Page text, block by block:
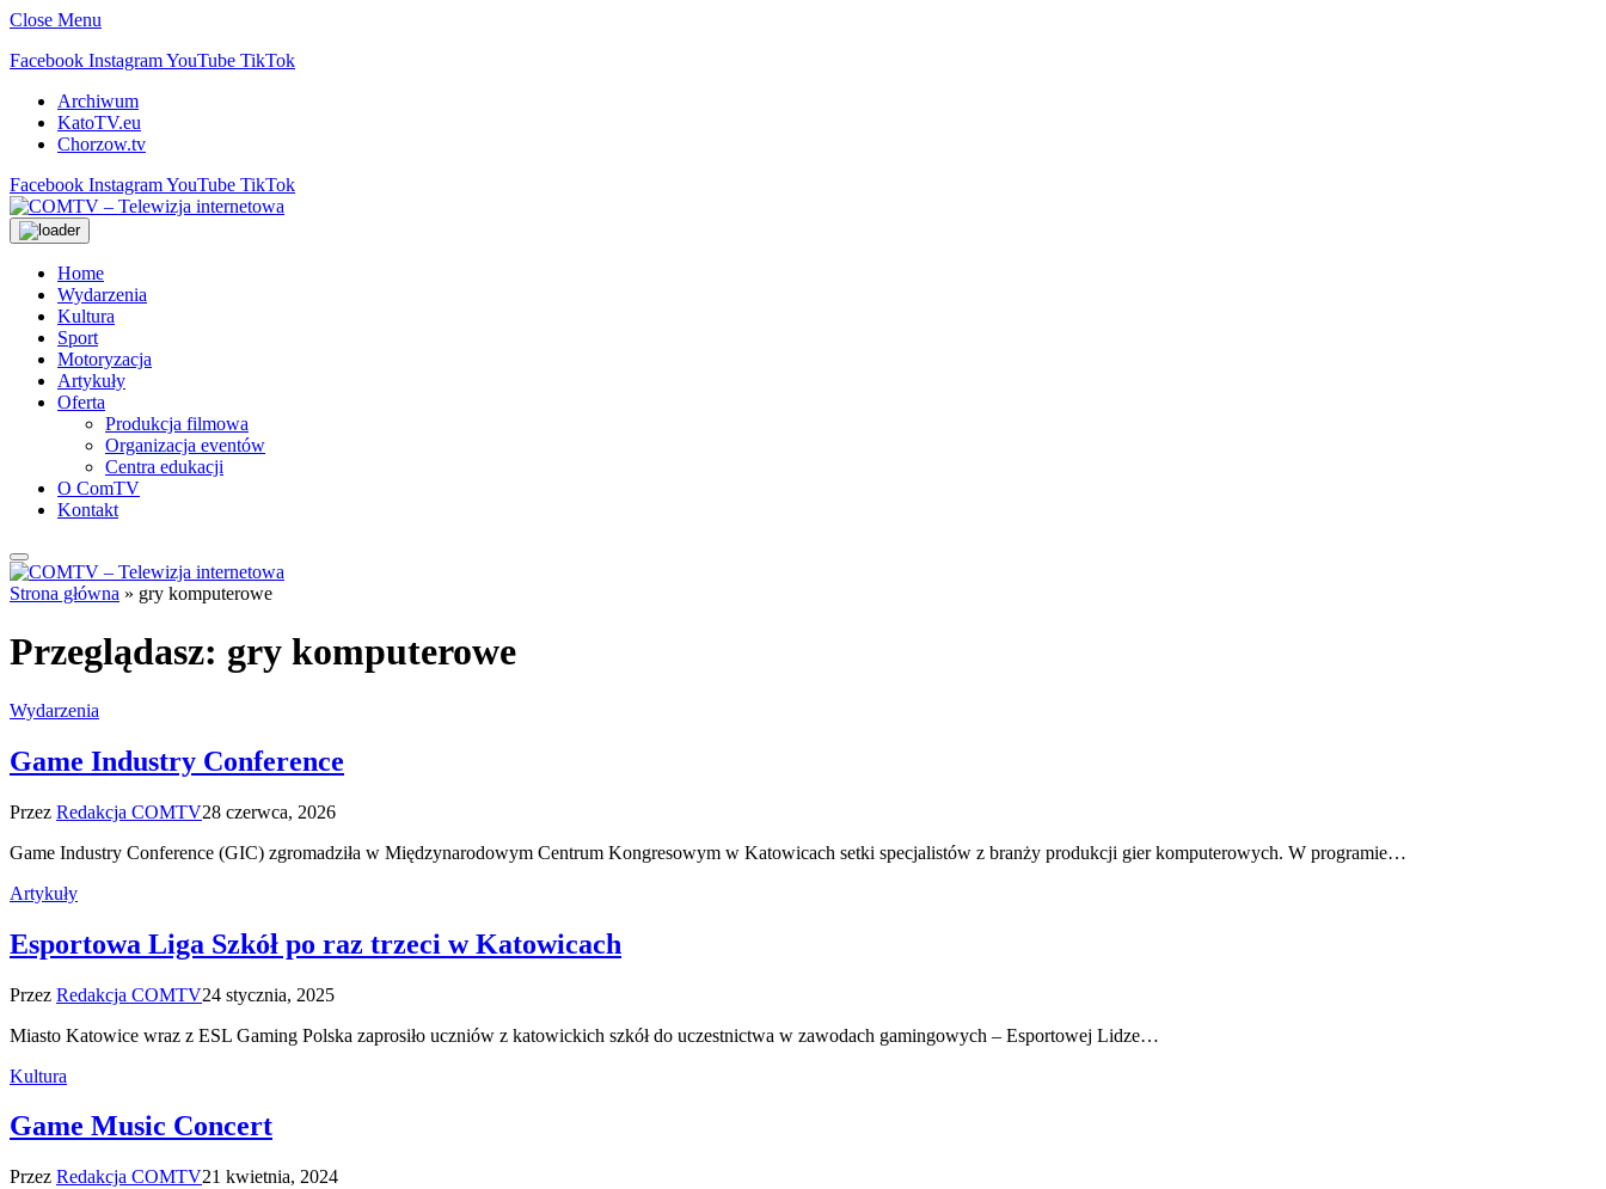
Close Menu
Facebook InstagramYouTube TikTok
Archiwum
KatoTV.eu
Chorzow.tv
Facebook InstagramYouTube TikTok
Home
Wydarzenia
Kultura
Sport
Motoryzacja
Artykuły
Oferta
Produkcja filmowa
Organizacja eventów
Centra edukacji
O ComTV
Kontakt
Strona główna » gry komputerowe
Przeglądasz: gry komputerowe
Wydarzenia
Game Industry Conference
Przez Redakcja COMTV28 czerwca, 2026
Game Industry Conference (GIC) zgromadziła w Międzynarodowym Centrum Kongresowym w Katowicach setki specjalistów z branży produkcji gier komputerowych. W programie…
Artykuły
Esportowa Liga Szkół po raz trzeci w Katowicach
Przez Redakcja COMTV24 stycznia, 2025
Miasto Katowice wraz z ESL Gaming Polska zaprosiło uczniów z katowickich szkół do uczestnictwa w zawodach gamingowych – Esportowej Lidze…
Kultura
Game Music Concert
Przez Redakcja COMTV21 kwietnia, 2024